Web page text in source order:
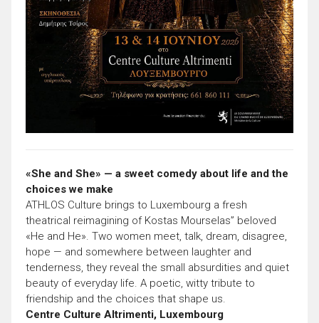
«She and She» — a sweet comedy about life and the
choices we make
ATHLOS Culture brings to Luxembourg a fresh
theatrical reimagining of Kostas Mourselas” beloved
«He and He». Two women meet, talk, dream, disagree,
hope — and somewhere between laughter and
tenderness, they reveal the small absurdities and quiet
beauty of everyday life. A poetic, witty tribute to
friendship and the choices that shape us.
Centre Culture Altrimenti, Luxembourg